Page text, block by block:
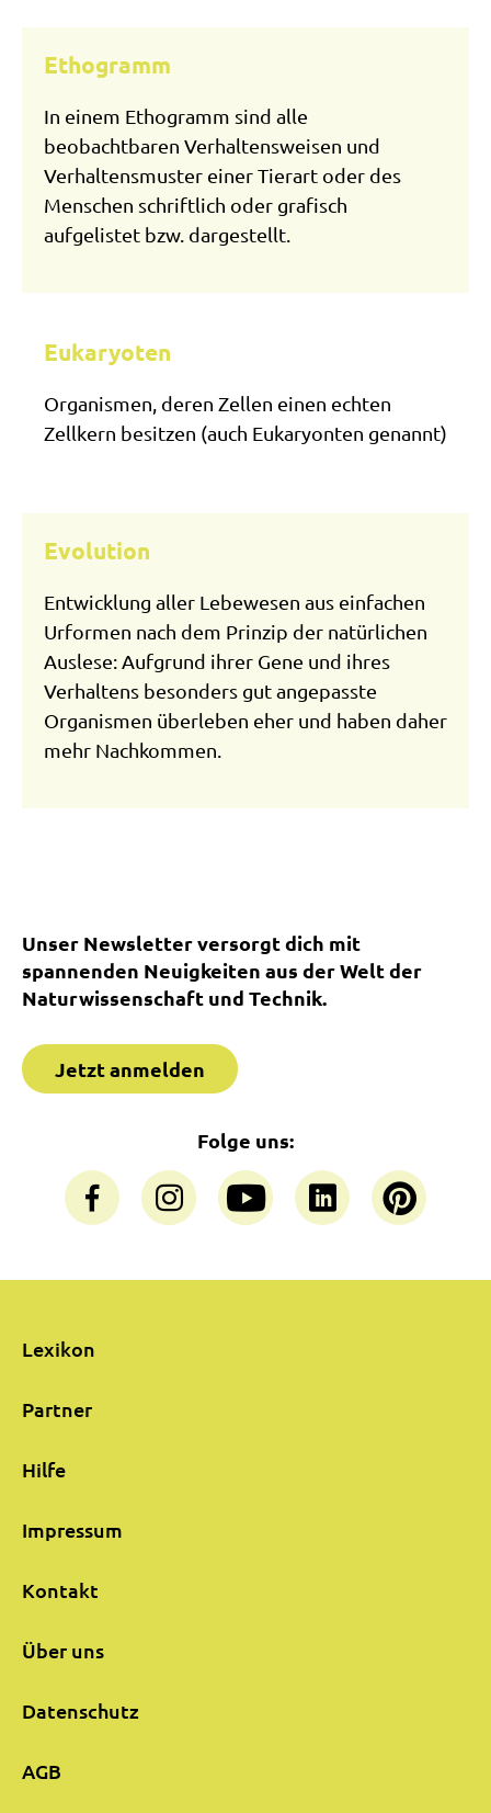
Ethogramm
In einem Ethogramm sind alle
beobachtbaren Verhaltensweisen und
Verhaltensmuster einer Tierart oder des
Menschen schriftlich oder grafisch
aufgelistet bzw. dargestellt.
Eukaryoten
Organismen, deren Zellen einen echten
Zellkern besitzen (auch Eukaryonten genannt)
Evolution
Entwicklung aller Lebewesen aus einfachen
Urformen nach dem Prinzip der natürlichen
Auslese: Aufgrund ihrer Gene und ihres
Verhaltens besonders gut angepasste
Organismen überleben eher und haben daher
mehr Nachkommen.
Unser Newsletter versorgt dich mit
spannenden Neuigkeiten aus der Welt der
Naturwissenschaft und Technik.
Jetzt anmelden
Folge uns:
Lexikon
Partner
Hilfe
Impressum
Kontakt
Über uns
Datenschutz
AGB